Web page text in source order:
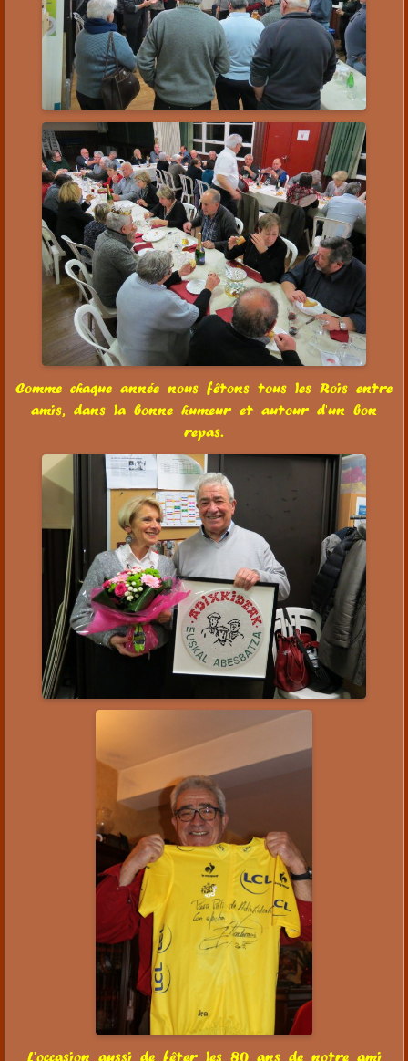
Comme chaque année nous fêtons tous les Rois entre
amis, dans la bonne humeur et autour d'un bon
repas.